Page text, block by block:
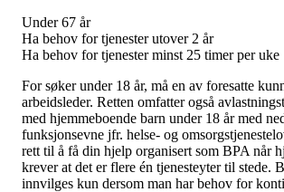
Kampsaker
Arrangementer
Independent Living-festivalen
Skansgård-forelesningen
Medlemsrådet
Selvsagt
Bente Skansgårds Independent Living-fond
Om oss
Nyheter
Tall og fakta
Om Uloba
Under 67 år
Ha behov for tjenester utover 2 år
Ha behov for tjenester minst 25 timer per uke
For søker under 18 år, må en av foresatte
arbeidsleder. Retten omfatter også
med hjemmeboende barn under 18 år med
funksjonsevne jfr. helse- og
rett til å få din hjelp organisert som BPA når
krever at det er flere én tjenesteyter til stede.
innvilges kun dersom man har behov for